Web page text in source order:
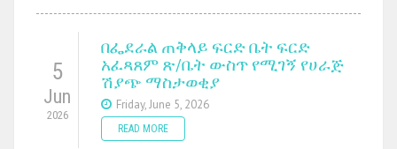
5
Jun
2026
በፌደራል ጠቅላይ ፍርድ ቤት ፍርድ
አፈጻጸም ጽ/ቤት ውስጥ የሚገኝ የሀራጅ
ሽያጭ ማስታወቂያ
Friday, June 5, 2026
READ MORE